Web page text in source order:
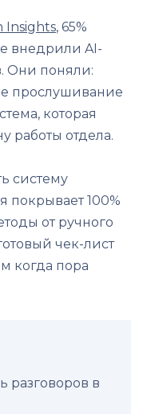
Insights, 65%
внедрили AI-
Они поняли:
прослушивание
которая
работы отдела.
систему
покрывает 100%
от ручного
чек-лист
когда пора
разговоров в